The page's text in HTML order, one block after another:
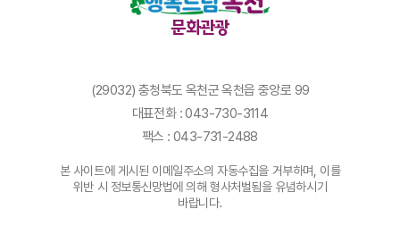
문화관광
(29032) 충청북도 옥천군 옥천읍 중앙로 99
대표전화 : 043-730-3114
팩스 : 043-731-2488
본 사이트에 게시된 이메일주소의 자동수집을 거부하며, 이를
위반 시 정보통신망법에 의해 형사처벌됨을 유념하시기
바랍니다.